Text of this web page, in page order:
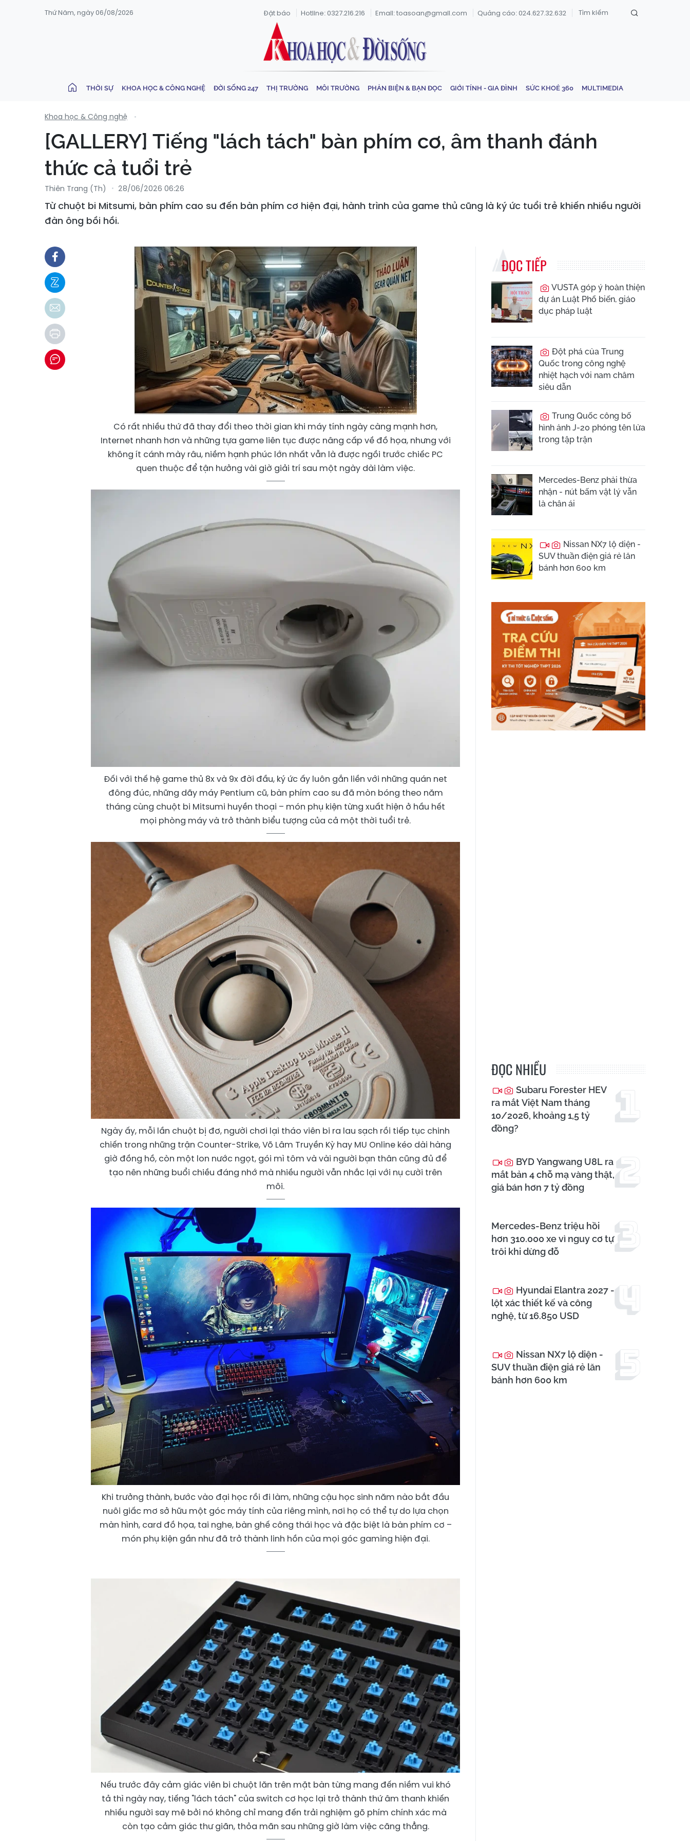
Thứ Năm, ngày 06/08/2026 Đặt báo Hotline: 0327.216.216 Email: toasoan@gmail.com Quảng cáo: 024.627.32.632
THỜI SỰ KHOA HỌC & CÔNG NGHỆ ĐỜI SỐNG 247 THỊ TRƯỜNG MÔI TRƯỜNG PHẢN BIỆN & BẠN ĐỌC GIỚI TÍNH - GIA ĐÌNH SỨC KHOẺ 360 MULTIMEDIA
Khoa học & Công nghệ
[GALLERY] Tiếng "lách tách" bàn phím cơ, âm thanh đánh
thức cả tuổi trẻ
Thiên Trang (th) 28/06/2026 06:26
Từ chuột bi Mitsumi, bàn phím cao su đến bàn phím cơ hiện đại, hành trình của game thủ cũng là ký ức tuổi trẻ khiến nhiều người
đàn ông bồi hồi.
Có rất nhiều thứ đã thay đổi theo thời gian khi máy tính ngày càng mạnh hơn,
Internet nhanh hơn và những tựa game liên tục được nâng cấp về đồ họa, nhưng với
không ít cánh mày râu, niềm hạnh phúc lớn nhất vẫn là được ngồi trước chiếc PC
quen thuộc để tận hưởng vài giờ giải trí sau một ngày dài làm việc.
Đối với thế hệ game thủ 8x và 9x đời đầu, ký ức ấy luôn gắn liền với những quán net
đông đúc, những dãy máy Pentium cũ, bàn phím cao su đã mòn bóng theo năm
tháng cùng chuột bi Mitsumi huyền thoại – món phụ kiện từng xuất hiện ở hầu hết
mọi phòng máy và trở thành biểu tượng của cả một thời tuổi trẻ.
Ngày ấy, mỗi lần chuột bị đơ, người chơi lại tháo viên bi ra lau sạch rồi tiếp tục chinh
chiến trong những trận Counter-Strike, Võ Lâm Truyền Kỳ hay MU Online kéo dài hàng
giờ đồng hồ, còn một lon nước ngọt, gói mì tôm và vài người bạn thân cũng đủ để
tạo nên những buổi chiều đáng nhớ mà nhiều người vẫn nhắc lại với nụ cười trên
môi.
Khi trưởng thành, bước vào đại học rồi đi làm, những cậu học sinh năm nào bắt đầu
nuôi giấc mơ sở hữu một góc máy tính của riêng mình, nơi họ có thể tự do lựa chọn
màn hình, card đồ họa, tai nghe, bàn ghế công thái học và đặc biệt là bàn phím cơ –
món phụ kiện gần như đã trở thành linh hồn của mọi góc gaming hiện đại.
Nếu trước đây cảm giác viên bi chuột lăn trên mặt bàn từng mang đến niềm vui khó
tả thì ngày nay, tiếng "lách tách" của switch cơ học lại trở thành thứ âm thanh khiến
nhiều người say mê bởi nó không chỉ mang đến trải nghiệm gõ phím chính xác mà
còn tạo cảm giác thư giãn, thỏa mãn sau những giờ làm việc căng thẳng.
ĐỌC TIẾP
VUSTA góp ý hoàn thiện
dự án Luật Phổ biến, giáo
dục pháp luật
Đột phá của Trung
Quốc trong công nghệ
nhiệt hạch với nam châm
siêu dẫn
Trung Quốc công bố
hình ảnh J-20 phóng tên lửa
trong tập trận
Mercedes-Benz phải thừa
nhận - nút bấm vật lý vẫn
là chân ái
Nissan NX7 lộ diện -
SUV thuần điện giá rẻ lăn
bánh hơn 600 km
ĐỌC NHIỀU
Subaru Forester HEV
ra mắt Việt Nam tháng
10/2026, khoảng 1,5 tỷ
đồng?
BYD Yangwang U8L ra
mắt bản 4 chỗ mạ vàng thật,
giá bán hơn 7 tỷ đồng
Mercedes-Benz triệu hồi
hơn 310.000 xe vì nguy cơ tự
trôi khi dừng đỗ
Hyundai Elantra 2027 -
lột xác thiết kế và công
nghệ, từ 16.850 USD
Nissan NX7 lộ diện -
SUV thuần điện giá rẻ lăn
bánh hơn 600 km